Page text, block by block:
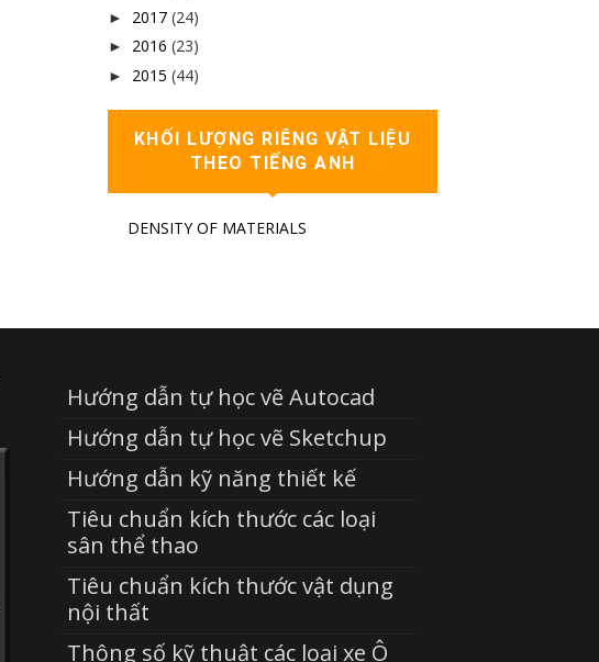
► 2017 (24)
► 2016 (23)
► 2015 (44)
KHỐI LƯỢNG RIÊNG VẬT LIỆU
THEO TIẾNG ANH
DENSITY OF MATERIALS
Hướng dẫn tự học vẽ Autocad
Hướng dẫn tự học vẽ Sketchup
Hướng dẫn kỹ năng thiết kế
Tiêu chuẩn kích thước các loại
sân thể thao
Tiêu chuẩn kích thước vật dụng
nội thất
Thông số kỹ thuật các loại xe Ô